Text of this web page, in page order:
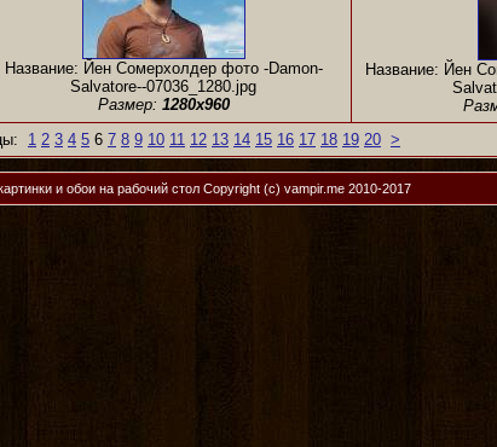
Название: Йен Сомерхолдер фото -Damon-
Salvatore--07036_1280.jpg
Размер: 1280x960
Название: Йен
1 2 3 4 5 6 7 8 9 10 11 12 13 14 15 16 17 18 19 20 >
и обои на рабочий столCopyright (c) vampir.me 2010-2017